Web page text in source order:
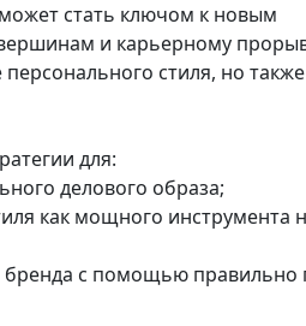
стать ключом к новым
и карьерному
персонального стиля, но
для:
делового образа;
как мощного инструмента
бренда с помощью правильно